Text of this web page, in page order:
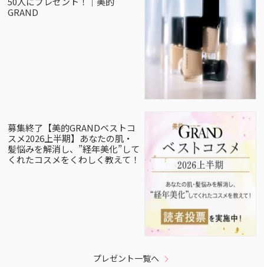
GRAND
募集終了【美的GRANDベストコ
スメ2026上半期】あなたの肌・
髪悩みを解消し、”経年美化”して
くれたコスメをくわしく教えて！
プレゼント一覧へ